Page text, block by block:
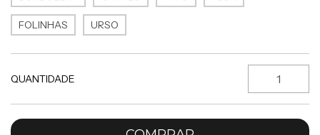
FOLINHAS URSO
QUANTIDADE